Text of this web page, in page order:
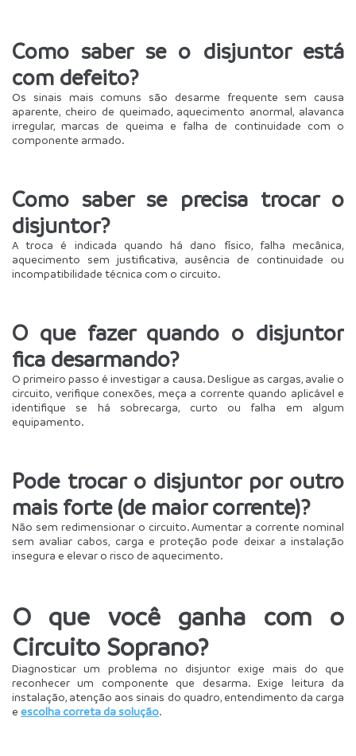
Como saber se o disjuntor está
com defeito?
Os sinais mais comuns são desarme frequente sem causa
aparente, cheiro de queimado, aquecimento anormal, alavanca
irregular, marcas de queima e falha de continuidade com o
componente armado.
Como saber se precisa trocar o
disjuntor?
A troca é indicada quando há dano físico, falha mecânica,
aquecimento sem justificativa, ausência de continuidade ou
incompatibilidade técnica com o circuito.
O que fazer quando o disjuntor
fica desarmando?
O primeiro passo é investigar a causa. Desligue as cargas, avalie o
circuito, verifique conexões, meça a corrente quando aplicável e
identifique se há sobrecarga, curto ou falha em algum
equipamento.
Pode trocar o disjuntor por outro
mais forte (de maior corrente)?
Não sem redimensionar o circuito. Aumentar a corrente nominal
sem avaliar cabos, carga e proteção pode deixar a instalação
insegura e elevar o risco de aquecimento.
O que você ganha com o
Circuito Soprano?
Diagnosticar um problema no disjuntor exige mais do que
reconhecer um componente que desarma. Exige leitura da
instalação, atenção aos sinais do quadro, entendimento da carga
e escolha correta da solução.